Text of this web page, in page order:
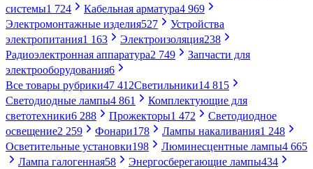
системы1 724 Кабельная арматура4 969
Электромонтажные изделия527
Устройства
электропитания1 163 Электроизоляция238
Радиоэлектронная аппаратура2 749
Запчасти для
электрооборудования6
Все товары рубрики47 412Светильники14 815
Светодиодные лампы4 861
Комплектующие для
светотехники6 288 Прожекторы1 472
Светодиодное
освещение2 259 Фонари178 Лампы накаливания1 248
Осветительные установки198 Люминесцентные лампы4 665
Лампа галогенная58 Энергосберегающие лампы434